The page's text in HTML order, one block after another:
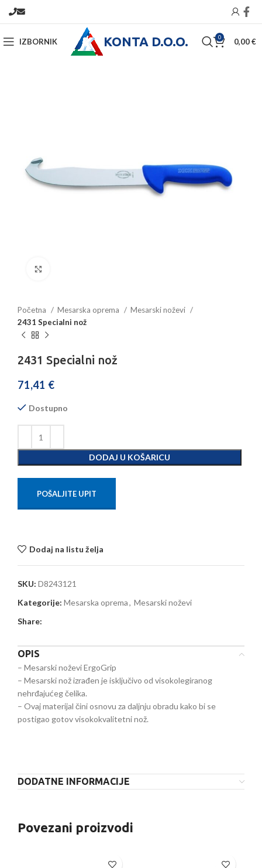
IZBORNIK KONTA D.O.O. 0 0,00€
Početna Mesarska oprema
Mesarski noževi
2431 Specialni nož
2431 Specialni nož
71,41 €
Dostupno
DODAJ U KOŠARICU
POŠALJITE UPIT
Dodaj na listu želja
SKU: D8243121
Kategorije: Mesarska oprema, Mesarski noževi
Share:
OPIS
– Mesarski noževi ErgoGrip
– Mesarski nož izrađen je isključivo od visokolegiranog
nehrđajućeg čelika.
– Ovaj materijal čini osnovu za daljnju obradu kako bi se
postigao gotov visokokvalitetni nož.
DODATNE INFORMACIJE
Povezani proizvodi